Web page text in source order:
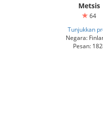
Metsis
64
Tunjukkan
Negara:
Pesan: